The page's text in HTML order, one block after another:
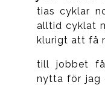
tias cyklar
alltid cyklat
klurigt att få
till jobbet
nytta för jag